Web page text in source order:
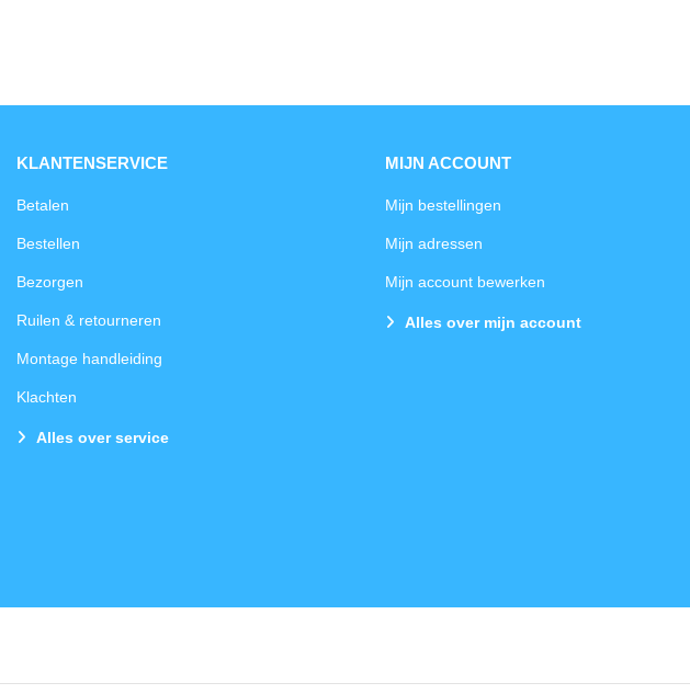
KLANTENSERVICE
Betalen
Bestellen
Bezorgen
Ruilen & retourneren
Montage handleiding
Klachten
Alles over service
MIJN ACCOUNT
Mijn bestellingen
Mijn adressen
Mijn account bewerken
Alles over mijn account